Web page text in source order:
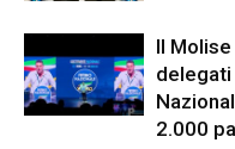
Il
delegati
2.000